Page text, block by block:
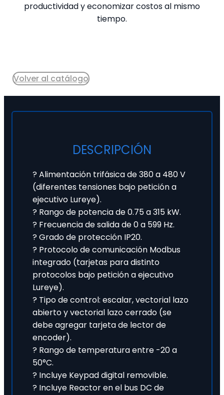
productividad y economizar costos al mismo
tiempo.
Volver al catálogo
DESCRIPCIÓN
? Alimentación trifásica de 380 a 480 V
(diferentes tensiones bajo petición a
ejecutivo Lureye).
? Rango de potencia de 0.75 a 315 kW.
? Frecuencia de salida de 0 a 599 Hz.
? Grado de protección IP20.
? Protocolo de comunicación Modbus
integrado (tarjetas para distinto
protocolos bajo petición a ejecutivo
Lureye).
? Tipo de control: escalar, vectorial lazo
abierto y vectorial lazo cerrado (se
debe agregar tarjeta de lector de
encoder).
? Rango de temperatura entre -20 a
50°C.
? Incluye Keypad digital removible.
? Incluye Reactor en el bus DC de